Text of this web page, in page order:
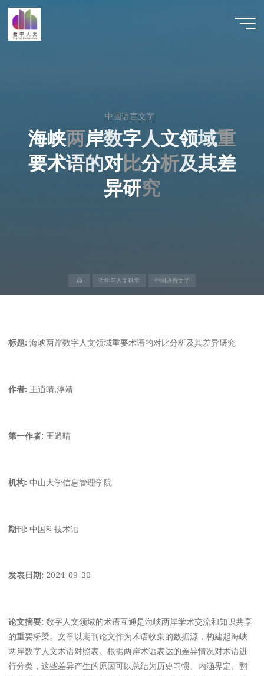
中国语言文字
海峡两岸数字人文领域重
重
要术语的对比分析及其差
异研究
究
哲学与人文科学 中国语言文字
标题: 海峡两岸数字人文领域重要术语的对比分析及其差异研究
作者: 王逍晴,淳靖
第一作者: 王逍晴
机构: 中山大学信息管理学院
期刊: 中国科技术语
发表日期: 2024-09-30
论文摘要: 数字人文领域的术语互通是海峡两岸学术交流和知识共享
的重要桥梁。文章以期刊论文作为术语收集的数据源，构建起海峡
两岸数字人文术语对照表。根据两岸术语表达的差异情况对术语进
行分类，这些差异产生的原因可以总结为历史习惯、内涵界定、翻